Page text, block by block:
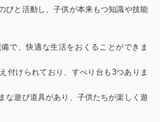
びと活動し、子供が本来もつ知識や技能
で、快適な生活をおくることができま
付けられており、すべり台も3つありま
な遊び道具があり、子供たちが楽しく遊